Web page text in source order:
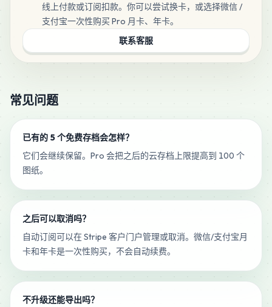
线上付款或订阅扣款。你可以尝试换卡，或选择微信 /
支付宝一次性购买 Pro 月卡、年卡。
联系客服
常见问题
已有的 5 个免费存档会怎样？
它们会继续保留。Pro 会把之后的云存档上限提高到 100 个
图纸。
之后可以取消吗？
自动订阅可以在 Stripe 客户门户管理或取消。微信/支付宝月
卡和年卡是一次性购买，不会自动续费。
不升级还能导出吗？